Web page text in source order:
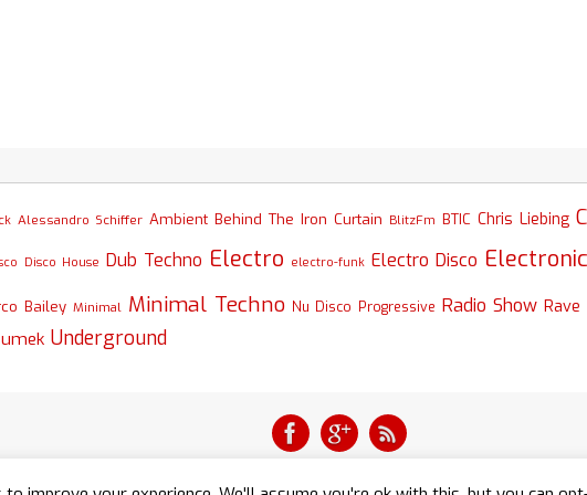
Alessandro Schiffer Ambient Behind The Iron Curtain BlitzFm BTIC Chris Liebing
Disco House Dub Techno Electro electro-funk Electro Disco Electronic
Bailey Minimal Minimal Techno Nu Disco Progressive Radio Show Rave
umek Underground